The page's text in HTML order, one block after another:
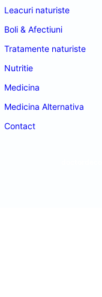
Leacuri naturiste
Boli & Afectiuni
Tratamente naturiste
Nutritie
Medicina
Medicina Alternativa
Contact